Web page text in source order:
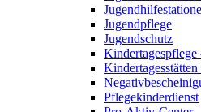
Jugendpflege
Jugendschutz
Kindertagespflege
Pflegekinderdienst